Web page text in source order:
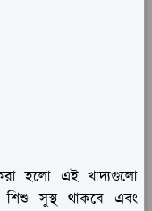
হলো এই খাদ্যগুলো
শিশু সুস্থ থাকবে এবং